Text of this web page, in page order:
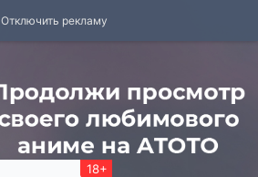
Отключить рекламу
18+